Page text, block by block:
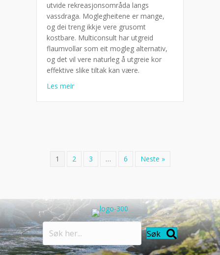
utvide rekreasjonsområda langs
vassdraga. Moglegheitene er mange,
og dei treng ikkje vere grusomt
kostbare. Multiconsult har utgreid
flaumvollar som eit mogleg alternativ,
og det vil vere naturleg å utgreie kor
effektive slike tiltak kan være.
Les meirabout Vollar som lokal flomsikring
1 2 3 … 6 Neste »
Søk